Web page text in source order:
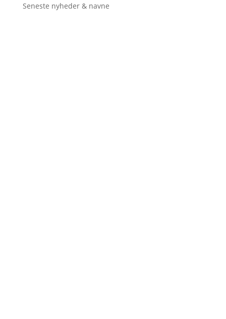
Seneste nyheder & navne